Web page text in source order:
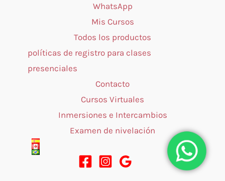
WhatsApp
Mis Cursos
Todos los productos
políticas de registro para clases
presenciales
Contacto
Cursos Virtuales
Inmersiones e Intercambios
Examen de nivelación